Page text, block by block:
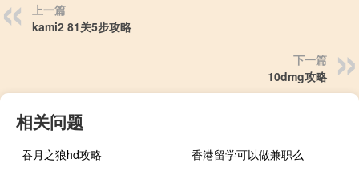
上一篇
kami2 81关5步攻略
下一篇
10dmg攻略
相关问题
吞月之狼hd攻略
香港留学可以做兼职么